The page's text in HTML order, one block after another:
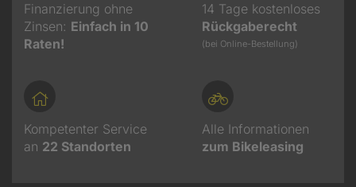
Finanzierung ohne
Zinsen: Einfach in 10
Raten!
14 Tage kostenloses
Rückgaberecht
(bei Online-Bestellung)
Kompetenter Service
an 22 Standorten
Alle Informationen
zum Bikeleasing